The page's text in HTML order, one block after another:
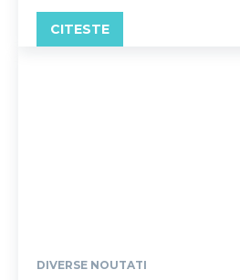
CITESTE
DIVERSE NOUTATI